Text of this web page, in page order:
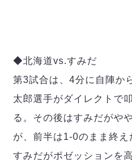
◆北海道vs.すみだ
第3試合は、4分に自陣か
太郎選手がダイレクトで
る。その後はすみだがや
が、前半は1-0のまま終
すみだがポゼッションを